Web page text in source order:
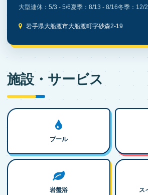
大型連休：5/3 - 5/6夏季：8/13 - 8/16冬季：12/
岩手県大船渡市大船渡町字砂森2-19
施設・サービス
プール
岩盤浴 ス